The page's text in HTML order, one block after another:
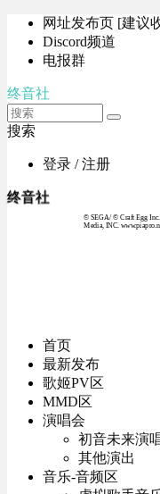
网址发布页 [建议
Discord频道
电报群
终音社
搜索
登录 / 注册
终音社
© SEGA / © Craft Egg
Media, INC.
首页
最新发布
歌姬PV区
MMD区
演唱会
初音未来演
其他演出
音乐-音频区